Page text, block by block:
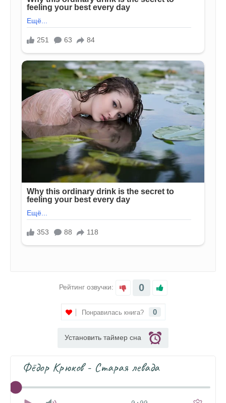
Рейтинг озвучки: 0
Понравилась книга? 0
Установить таймер сна
Фёдор Крюков - Старая левада